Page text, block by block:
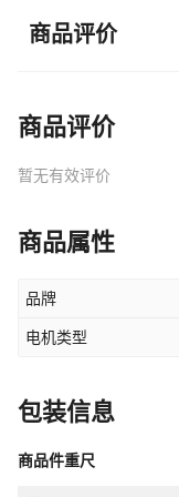
商品评价
商品评价
暂无有效评价
商品属性
品牌
电机类型
包装信息
商品件重尺